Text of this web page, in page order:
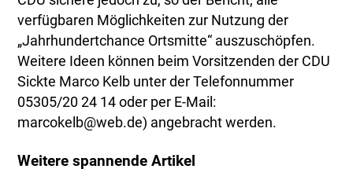
verfügbaren Möglichkeiten zur Nutzung der
„Jahrhundertchance Ortsmitte“ auszuschöpfen.
Weitere Ideen können beim Vorsitzenden der CDU
Sickte Marco Kelb unter der Telefonnummer
05305/20 24 14 oder per E-Mail:
marcokelb@web.de) angebracht werden.
Weitere spannende Artikel